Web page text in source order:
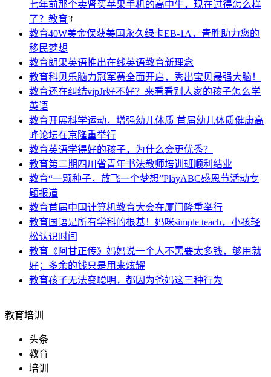
七年前那个卖肾买苹果手机的高中生，现在过得怎么样
了？ 教育3
教育40W美金保获美国永久绿卡EB-1A，青胜助力您的
移民梦想
教育朗果英语推出在线英语教育新理念
教育科贝乐脑力冠军赛全面开启，秀出宝贝最强大脑！
教育还在纠结vipJr好不好？来看看别人家的孩子怎么学
英语
教育开展科学运动，增强幼儿体质 首届幼儿体质健康高
峰论坛在京隆重举行
教育英语学得好的孩子，为什么会更优秀？
教育第二期四川省青年书法教师培训班顺利结业
教育“一颗种子，放飞一个梦想”PlayABC感恩节活动专
题报道
教育首届中国计算机教育大会在厦门隆重举行
教育 国语是所有学科的根基！妈咪simple teach，小孩轻
松认识时间
教育 《阿甘正传》妈妈说一个人不需要太多钱，够用就
好；多余的钱只是用来炫耀
教育孩子无法变聪明，都因为爸妈这三种行为
教育培训
头条
教育
培训